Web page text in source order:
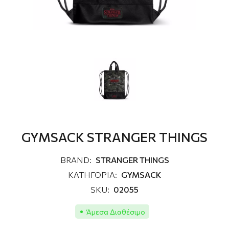
GYMSACK STRANGER THINGS
BRAND: STRANGER THINGS
ΚΑΤΗΓΟΡΙΑ: GYMSACK
SKU: 02055
Άμεσα Διαθέσιμο